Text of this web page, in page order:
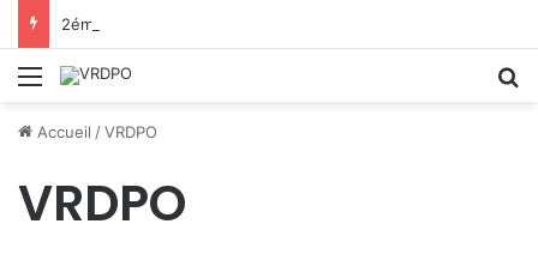
Menu
Accueil /VRDPO
VRDPO